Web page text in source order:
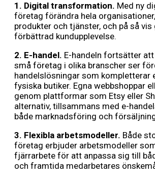
1. Digital transformation. Med ny
företag förändra hela
produkter och tjänster, och på så vis
förbättrad kundupplevelse.
2. E-handel. E-handeln fortsätter att
små företag i olika branscher ser
handelslösningar som kompletterar
fysiska butiker. Egna webbshoppar
genom plattformar som Etsy eller
alternativ, tillsammans med e-
både marknadsföring och
3. Flexibla arbetsmodeller. Både
företag erbjuder arbetsmodeller
fjärrarbete för att anpassa sig till
och framtida medarbetares